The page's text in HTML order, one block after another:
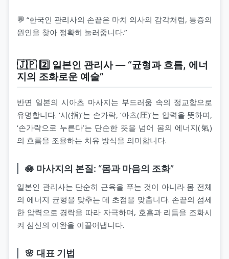
💬 “한국인 관리사의 손끝은 마치 의사의 감각처럼, 통증의
원인을 찾아 정확히 눌러줍니다.”
🇯🇵 2️⃣ 일본인 관리사 — “균형과 흐름, 에너
지의 조화로운 예술”
반면 일본의 시아츠 마사지는 부드러움 속의 정교함으로
유명합니다. ‘시(指)’는 손가락, ‘아츠(圧)’는 압력을 뜻하며,
‘손가락으로 누른다’는 단순한 뜻을 넘어 몸의 에너지(氣)
의 흐름을 조율하는 치유 방식을 의미합니다.
🪷 마사지의 본질: “몸과 마음의 조화”
일본인 관리사는 단순히 근육을 푸는 것이 아니라 몸 전체
의 에너지 균형을 맞추는 데 초점을 맞춥니다. 손끝의 섬세
한 압력으로 경락을 따라 자극하며, 호흡과 리듬을 조화시
켜 심신의 이완을 이끌어냅니다.
🌸 대표 기법